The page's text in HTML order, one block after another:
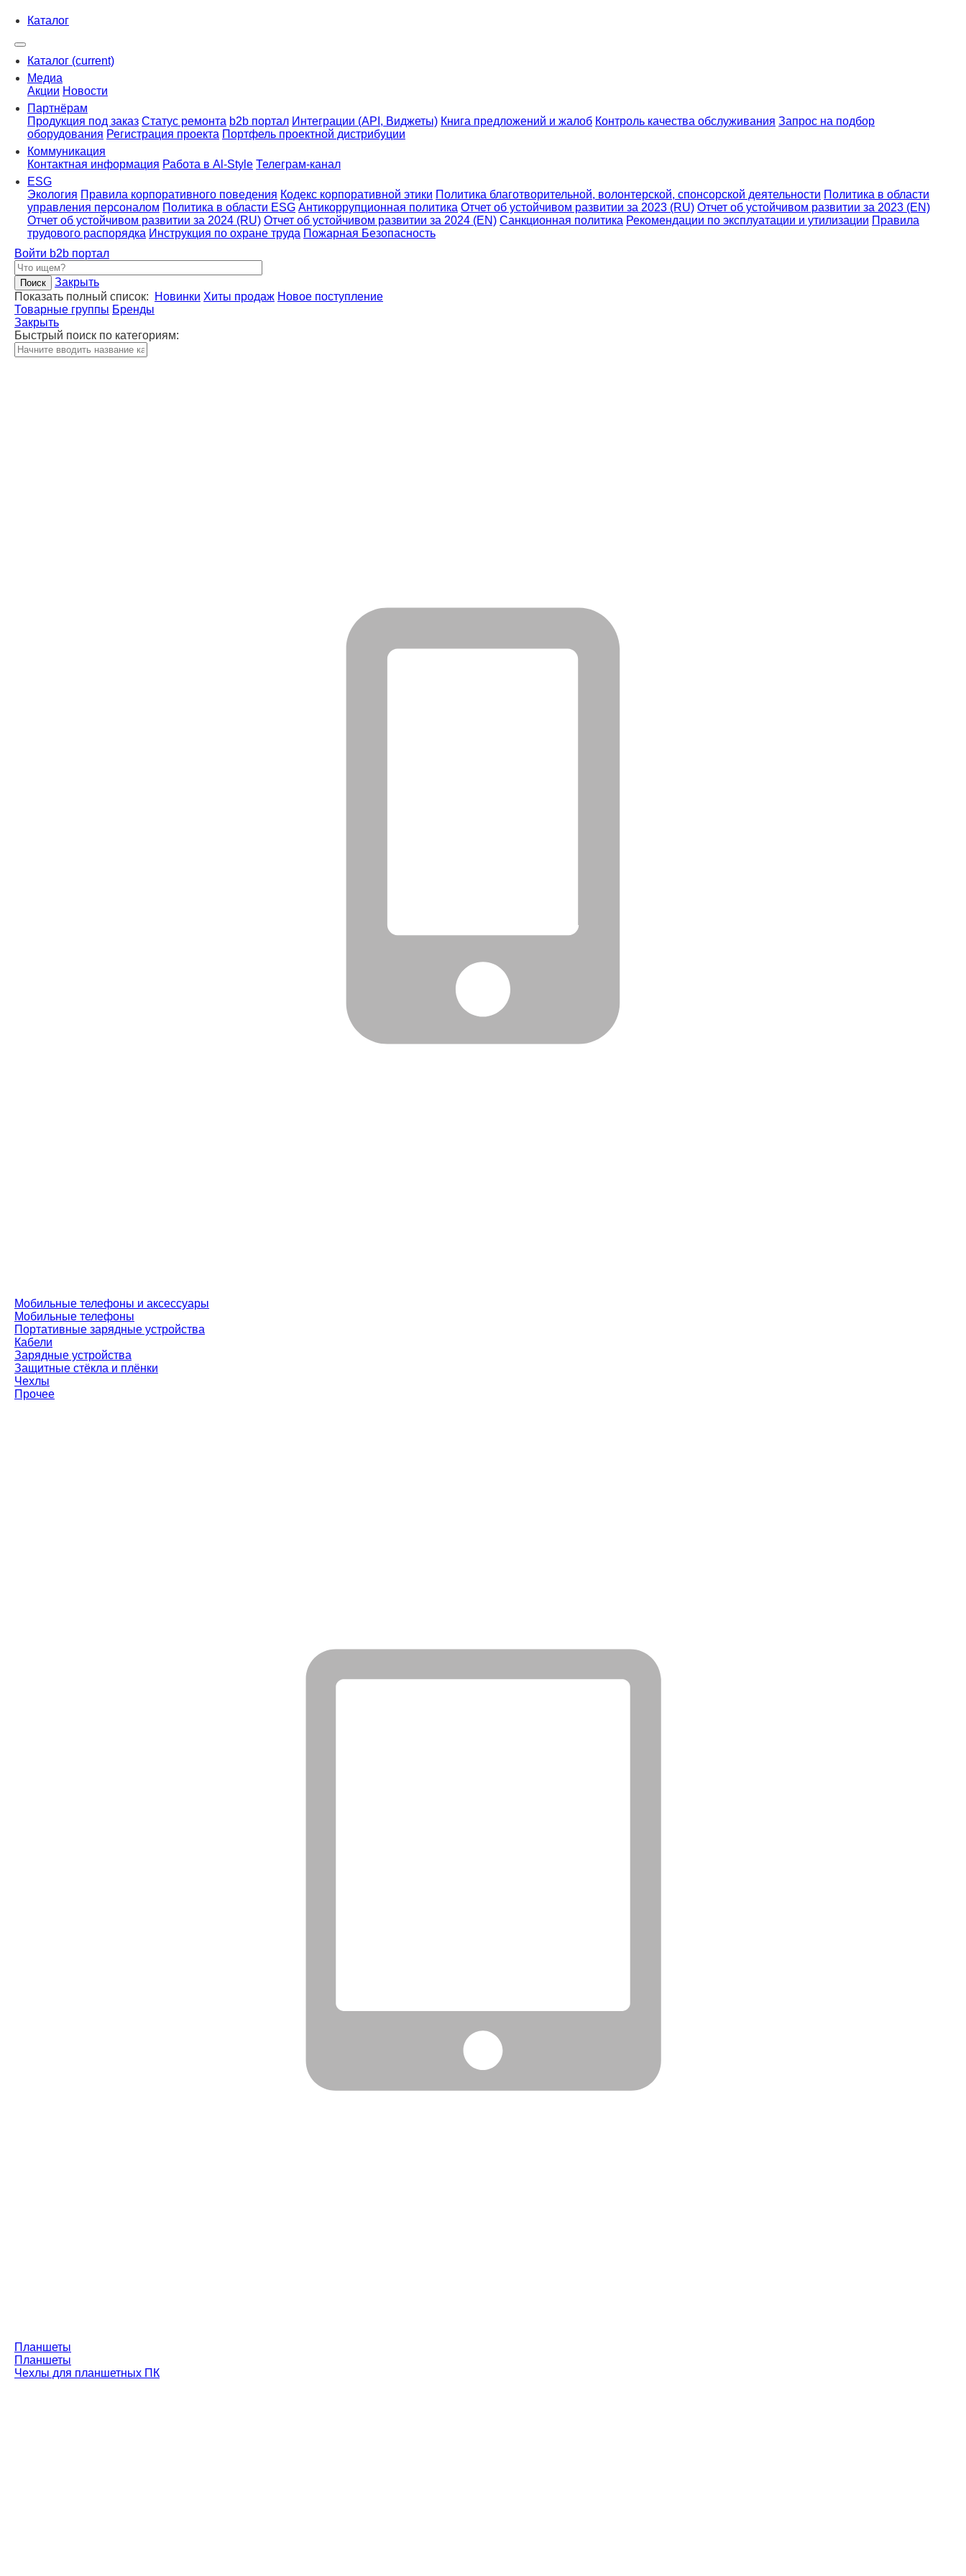
Каталог
Каталог (current)
Медиа
Акции Новости
Партнёрам
Продукция под заказ Статус ремонта b2b портал Интеграции (API, Виджеты) Книга предложений и жалоб Контроль качества обслуживания Запрос на подбор
оборудования Регистрация проекта Портфель проектной дистрибуции
Коммуникация
Контактная информация Работа в Al-Style Телеграм-канал
ESG
Экология Правила корпоративного поведения Кодекс корпоративной этики Политика благотворительной, волонтерской, спонсорской деятельности Политика в области
управления персоналом Политика в области ESG Антикоррупционная политика Отчет об устойчивом развитии за 2023 (RU) Отчет об устойчивом развитии за 2023 (EN)
Отчет об устойчивом развитии за 2024 (RU) Отчет об устойчивом развитии за 2024 (EN) Санкционная политика Рекомендации по эксплуатации и утилизации Правила
трудового распорядка Инструкция по охране труда Пожарная Безопасность
Войти b2b портал
Закрыть
Показать полный список:
Новинки Хиты продаж Новое поступление
Товарные группы Бренды
Закрыть
Быстрый поиск по категориям:
Мобильные телефоны и аксессуары
Мобильные телефоны
Портативные зарядные устройства
Кабели
Зарядные устройства
Защитные стёкла и плёнки
Чехлы
Прочее
Планшеты
Планшеты
Чехлы для планшетных ПК